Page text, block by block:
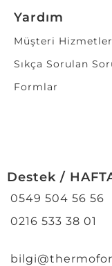
Yardım
Müşteri
Sıkça Sorulan
Formlar
Destek /
0549 504 56 56
0216 533 38 01